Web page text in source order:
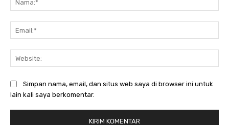
Simpan nama, email, dan situs web saya di browser ini untuk
lain kali saya berkomentar.